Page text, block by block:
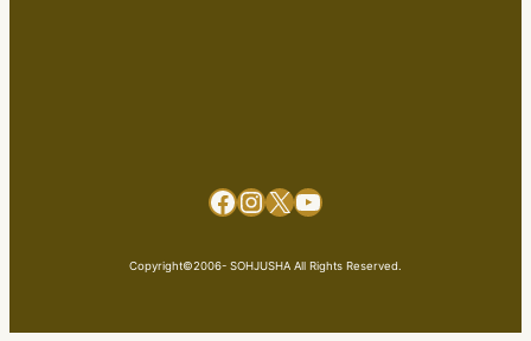
Facebook
Instagram
X YouTube
Copyright©2006- SOHJUSHA All Rights Reserved.